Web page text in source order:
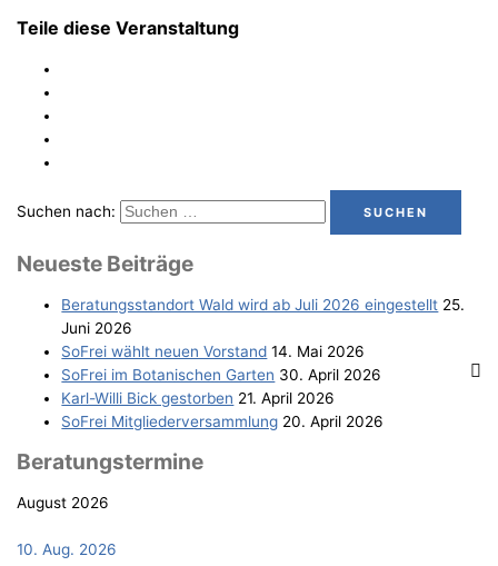
Teile diese Veranstaltung
Suchen nach:
Neu­es­te Beiträge
Bera­tungs­stand­ort Wald wird ab Juli 2026 eingestellt 25.
Juni 2026
SoFrei wählt neu­en Vorstand 14. Mai 2026
SoFrei im Bota­ni­schen Garten 30. April 2026
Karl-Wil­li Bick gestorben 21. April 2026
SoFrei Mit­glie­der­ver­samm­lung 20. April 2026
Bera­tungs­ter­mi­ne
August 2026
10. Aug. 2026